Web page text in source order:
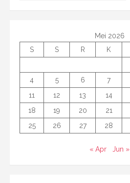
Mei 2026
S
S R K
4
5 6 7
11
12 13 14
18
19 20 21
25
26 27 28
« Apr Jun »